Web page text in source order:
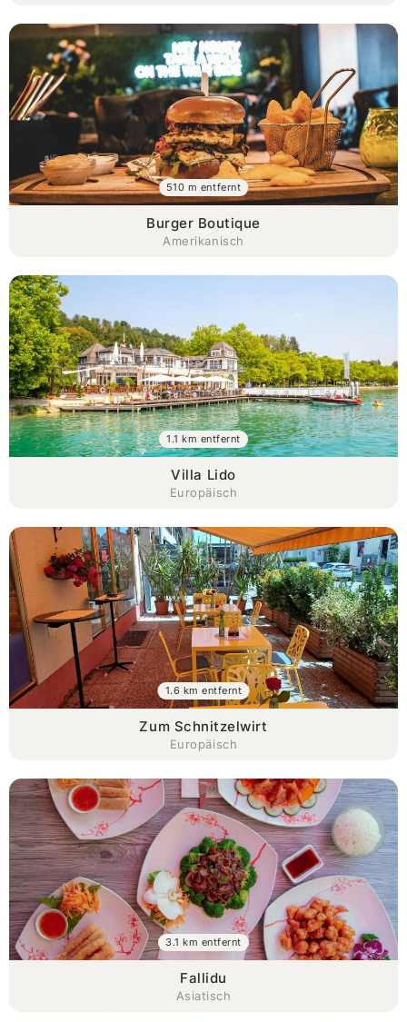
Burger Boutique
Amerikanisch
510 m entfernt
Villa Lido
Europäisch
1.1 km entfernt
Zum Schnitzelwirt
Europäisch
1.6 km entfernt
Fallidu
Asiatisch
3.1 km entfernt